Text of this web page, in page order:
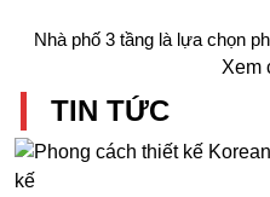
Nhà phố 3 tầng là lựa chọn
Xem
TIN TỨC